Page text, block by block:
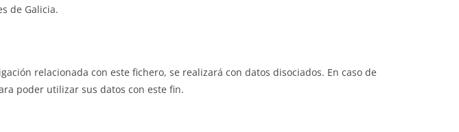
de Galicia.
relacionada con este fichero, se realizará con datos disociados. En caso de
poder utilizar sus datos con este fin.